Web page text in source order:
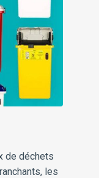
de déchets
les